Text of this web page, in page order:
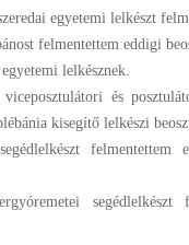
egyetemi lelkészt
felmentettem eddigi
lelkésznek.
és
kisegítő lelkészi
felmentettem